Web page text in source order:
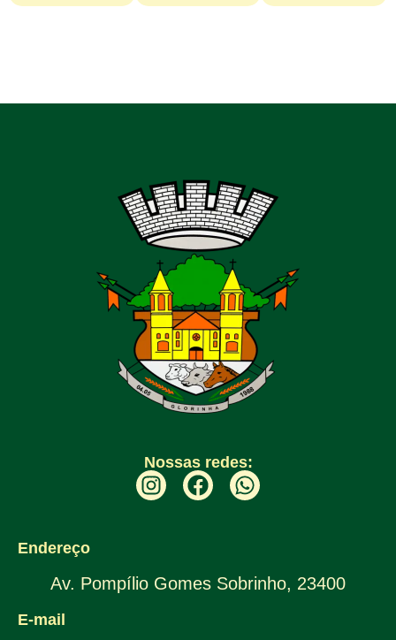
Nossas redes:
Endereço
Av. Pompílio Gomes Sobrinho, 23400
E-mail